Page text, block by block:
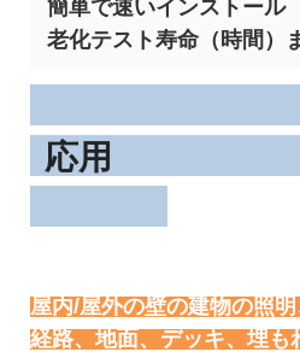
簡単で速いインストール
老化テスト寿命（時間）
応
屋内/屋外の壁の建物の照明
経路、地面、デッキ、埋も